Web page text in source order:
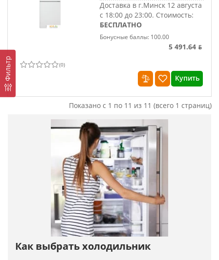
Фильтр
Доставка в г.Минск 12 августа
с 18:00 до 23:00. Стоимость:
БЕСПЛАТНО
Бонусные баллы: 100.00
5 491.64 ƃ
(0)
Купить
Показано с 1 по 11 из 11 (всего 1 страниц)
Как выбрать холодильник